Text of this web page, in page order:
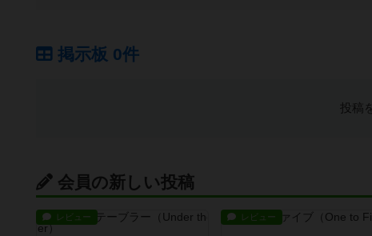
掲示板 0件
投稿
会員の新しい投稿
レビュー レビュー